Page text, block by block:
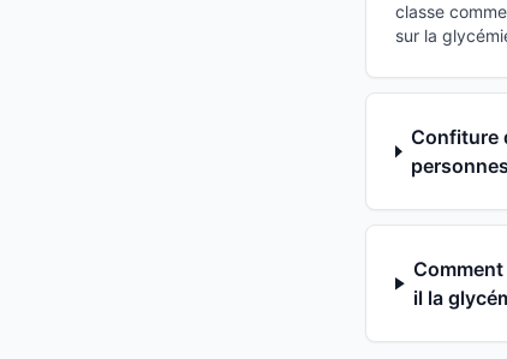
classe
sur la
Confiture
il la